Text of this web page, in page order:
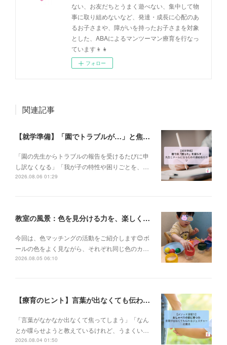
ない、お友だちとうまく遊べない、集中して物
事に取り組めないなど、発達・成長に心配のあ
るお子さまや、障がいを持ったお子さまを対象
とした、ABAによるマンツーマン療育を行なっ
ています👦👧
フォロー
関連記事
【就学準備】「園でトラブルが…」と焦る前に。先生とチームになるための連絡帳の書き方✨
「園の先生からトラブルの報告を受けるたびに申
し訳なくなる」「我が子の特性や困りごとを、…
2026.08.06 01:29
教室の風景：色を見分ける力を、楽しく育てています🎨
今回は、色マッチングの活動をご紹介します😊ボ
ールの色をよく見ながら、それぞれ同じ色のカ…
2026.08.05 06:10
【療育のヒント】言葉が出なくても伝わる！身振り手振りで育むコミュニケーションの土台✨
「言葉がなかなか出なくて焦ってしまう」「なん
とか喋らせようと教えているけれど、うまくい…
2026.08.04 01:50